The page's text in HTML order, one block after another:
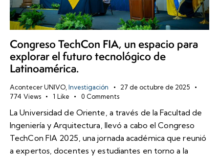
Congreso TechCon FIA, un espacio para
explorar el futuro tecnológico de
Latinoamérica.
Acontecer UNIVO Investigación
27 de octubre de 2025
774 Views 1 Like 0 Comments
La Universidad de Oriente, a través de la Facultad de
Ingeniería y Arquitectura, llevó a cabo el Congreso
TechCon FIA 2025, una jornada académica que reunió
a expertos, docentes y estudiantes en torno a la